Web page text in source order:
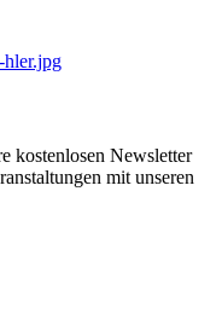
kostenlosen Newsletter
mit unseren